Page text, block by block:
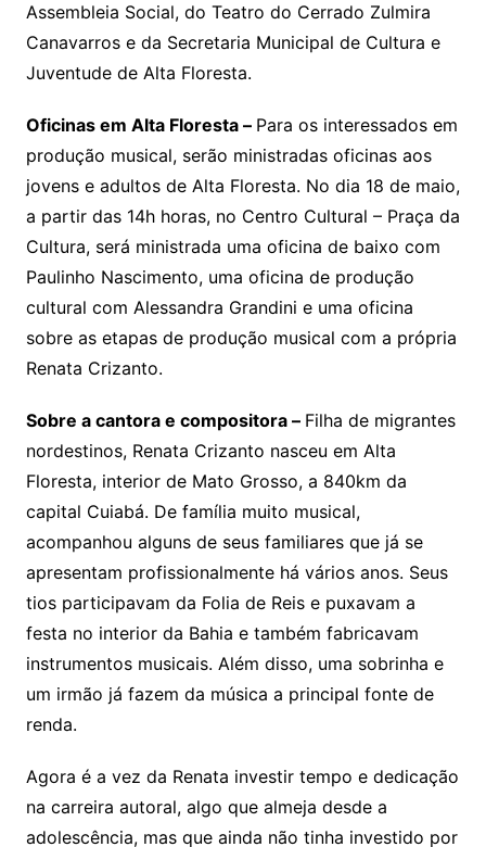
Assembleia Social, do Teatro do Cerrado Zulmira
Canavarros e da Secretaria Municipal de Cultura e
Juventude de Alta Floresta.
Oficinas em Alta Floresta – Para os interessados em
produção musical, serão ministradas oficinas aos
jovens e adultos de Alta Floresta. No dia 18 de maio,
a partir das 14h horas, no Centro Cultural – Praça da
Cultura, será ministrada uma oficina de baixo com
Paulinho Nascimento, uma oficina de produção
cultural com Alessandra Grandini e uma oficina
sobre as etapas de produção musical com a própria
Renata Crizanto.
Sobre a cantora e compositora – Filha de migrantes
nordestinos, Renata Crizanto nasceu em Alta
Floresta, interior de Mato Grosso, a 840km da
capital Cuiabá. De família muito musical,
acompanhou alguns de seus familiares que já se
apresentam profissionalmente há vários anos. Seus
tios participavam da Folia de Reis e puxavam a
festa no interior da Bahia e também fabricavam
instrumentos musicais. Além disso, uma sobrinha e
um irmão já fazem da música a principal fonte de
renda.
Agora é a vez da Renata investir tempo e dedicação
na carreira autoral, algo que almeja desde a
adolescência, mas que ainda não tinha investido por